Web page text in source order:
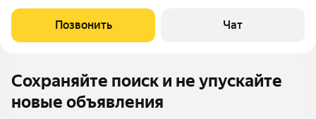
Позвонить Чат
Сохраняйте поиск и не упускайте
новые объявления